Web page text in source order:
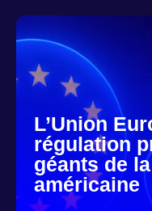
L’Union
régulation
géants de
américaine